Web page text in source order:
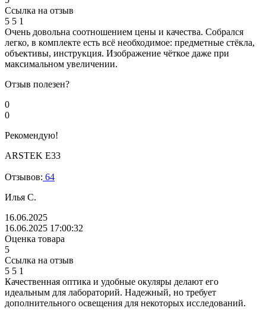
Ссылка на отзыв
5 5 1
Очень довольна соотношением цены и качества. Собрался
легко, в комплекте есть всё необходимое: предметные стёкла,
объективы, инструкция. Изображение чёткое даже при
максимальном увеличении.
Отзыв полезен?
0
0
Рекомендую!
ARSTEK E33
Отзывов: 64
Илья С.
16.06.2025
16.06.2025 17:00:32
Оценка товара
5
Ссылка на отзыв
5 5 1
Качественная оптика и удобные окуляры делают его
идеальным для лабораторий. Надежный, но требует
дополнительного освещения для некоторых исследований.